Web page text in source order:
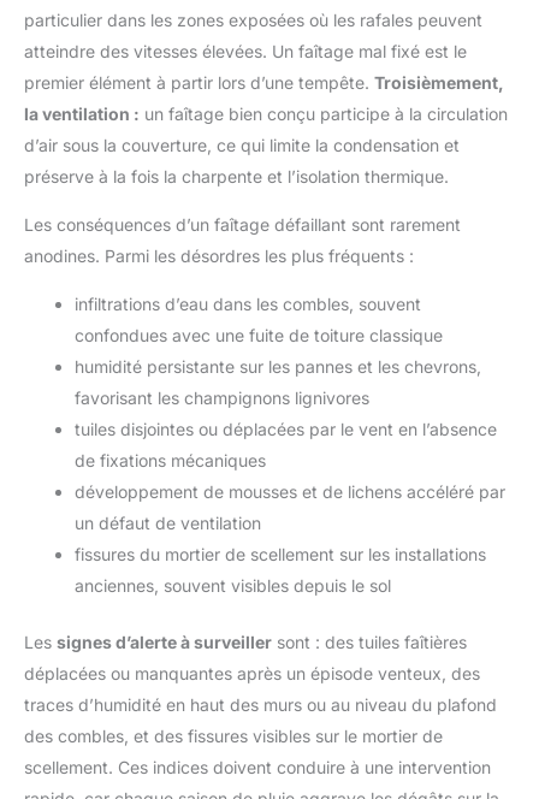
particulier dans les zones exposées où les rafales peuvent
atteindre des vitesses élevées. Un faîtage mal fixé est le
premier élément à partir lors d’une tempête. Troisièmement,
la ventilation : un faîtage bien conçu participe à la circulation
d’air sous la couverture, ce qui limite la condensation et
préserve à la fois la charpente et l’isolation thermique.
Les conséquences d’un faîtage défaillant sont rarement
anodines. Parmi les désordres les plus fréquents :
infiltrations d’eau dans les combles, souvent
confondues avec une fuite de toiture classique
humidité persistante sur les pannes et les chevrons,
favorisant les champignons lignivores
tuiles disjointes ou déplacées par le vent en l’absence
de fixations mécaniques
développement de mousses et de lichens accéléré par
un défaut de ventilation
fissures du mortier de scellement sur les installations
anciennes, souvent visibles depuis le sol
Les signes d’alerte à surveiller sont : des tuiles faîtières
déplacées ou manquantes après un épisode venteux, des
traces d’humidité en haut des murs ou au niveau du plafond
des combles, et des fissures visibles sur le mortier de
scellement. Ces indices doivent conduire à une intervention